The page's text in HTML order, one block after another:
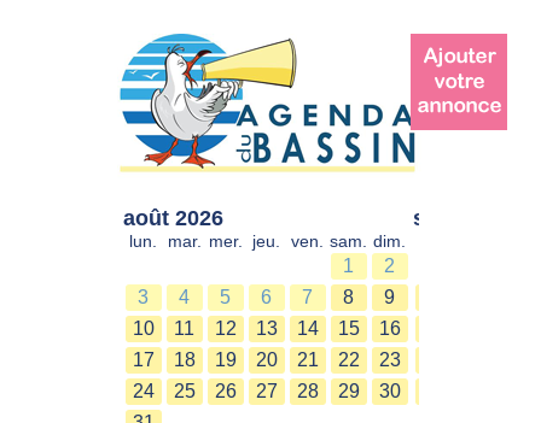
août 2026
lun. mar. mer. jeu. ven. sam. dim.
1
2
3
4 5 6 7 8
9
10
11 12 13 14 15
16
17
18 19 20 21 22
23
24
25 26 27 28 29
30
sept. 2026